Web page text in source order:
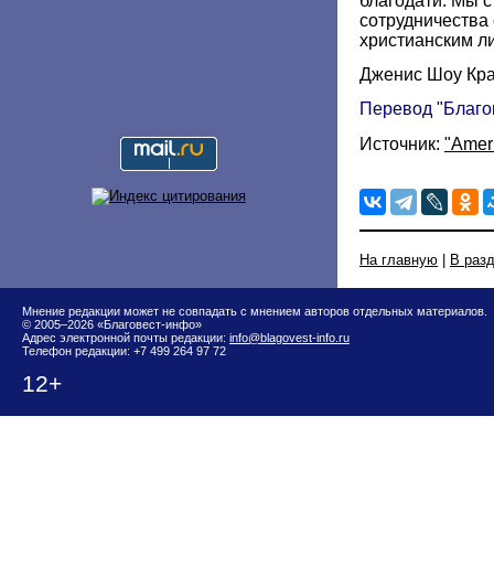
христианским
Дженис Шоу
Перевод
Источник:
На главную В
Мнение редакции может не совпадать с мнением авторов отдельных материалов.
© 2005–2026 «Благовест-инфо»
Адрес электронной почты редакции: info@blagovest-info.ru
Телефон редакции: +7 499 264 97 72
12+